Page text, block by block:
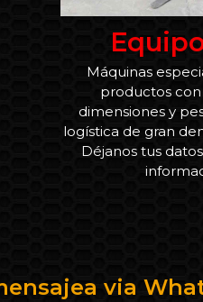
Máquinas
productos
dimensiones y
logística de gran
Déjanos tus
via